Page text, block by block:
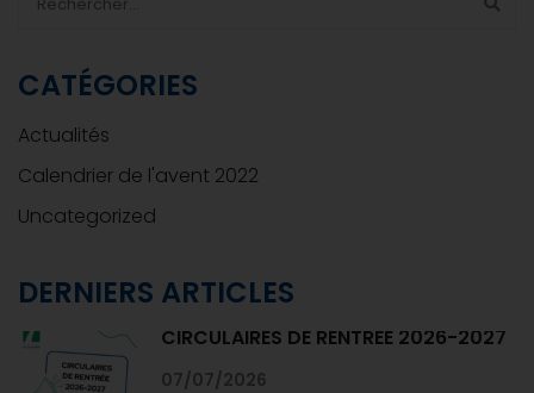
CATÉGORIES
Actualités
Calendrier de l'avent 2022
Uncategorized
DERNIERS ARTICLES
CIRCULAIRES DE RENTRÉE 2026-2027
07/07/2026